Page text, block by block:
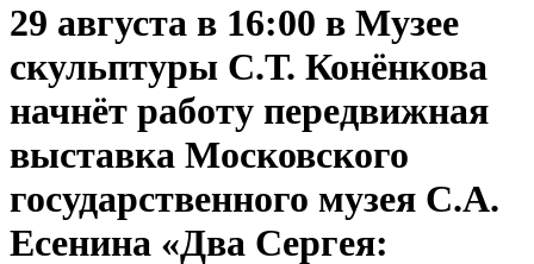
29 августа в 16:00 в Музее
скульптуры С.Т. Конёнкова
начнёт работу передвижная
выставка Московского
государственного музея С.А.
Есенина «Два Сергея: